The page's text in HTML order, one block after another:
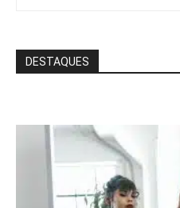
DESTAQUES